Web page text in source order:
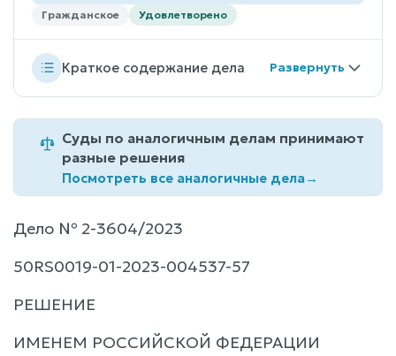
Гражданское Удовлетворено
Краткое содержание дела
Суды по аналогичным делам принимают
разные решения
Посмотреть все аналогичные дела→
Дело № 2-3604/2023
50RS0019-01-2023-004537-57
РЕШЕНИЕ
ИМЕНЕМ РОССИЙСКОЙ ФЕДЕРАЦИИ